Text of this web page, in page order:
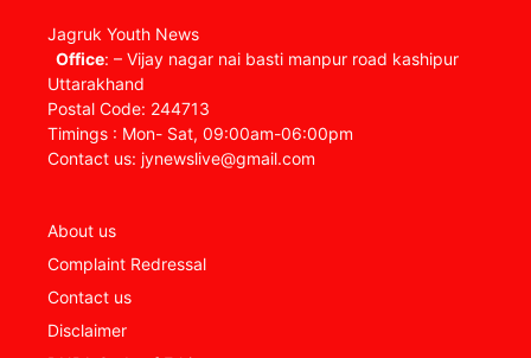
Jagruk Youth News
Office: – Vijay nagar nai basti manpur road kashipur
Uttarakhand
Postal Code: 244713
Timings : Mon- Sat, 09:00am-06:00pm
Contact us: jynewslive@gmail.com
About us
Complaint Redressal
Contact us
Disclaimer